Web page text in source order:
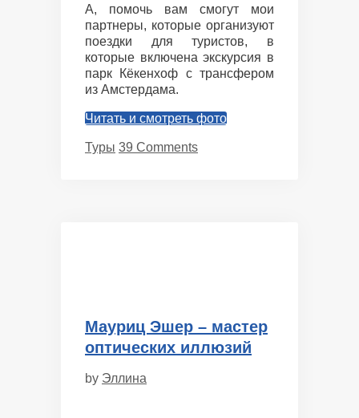
А, помочь вам смогут мои
партнеры, которые организуют
поездки для туристов, в
которые включена экскурсия в
парк Кёкенхоф с трансфером
из Амстердама.
Читать и смотреть фото
Categories
Туры 39 Comments
Мауриц Эшер – мастер
оптических иллюзий
by Эллина